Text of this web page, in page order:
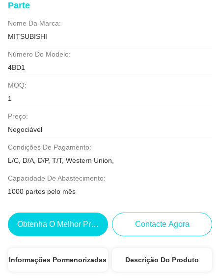
Parte
Nome Da Marca:
MITSUBISHI
Número Do Modelo:
4BD1
MOQ:
1
Preço:
Negociável
Condições De Pagamento:
L/C, D/A, D/P, T/T, Western Union,
Capacidade De Abastecimento:
1000 partes pelo mês
Obtenha O Melhor Preço Contacte Agora
Informações Pormenorizadas Descrição Do Produto